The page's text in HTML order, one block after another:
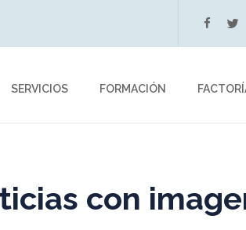
SERVICIOS FORMACIÓN
con